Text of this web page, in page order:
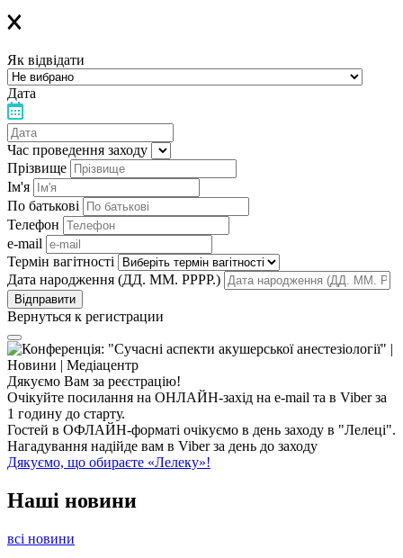
Як відвідати
Дата
Час проведення заходу
Прізвище
Ім'я
По батькові
Телефон
e-mail
Термін вагітності
Дата народження (ДД. ММ. РРРР.)
Вернуться к регистрации
Дякуємо Вам за реєстрацію!
Очікуйте посилання на ОНЛАЙН-захід на e-mail та в Viber за
1 годину до старту.
Гостей в ОФЛАЙН-форматі очікуємо в день заходу в "Лелеці".
Нагадування надійде вам в Viber за день до заходу
Дякуємо, що обираєте «Лелеку»!
Наші новини
всі новини